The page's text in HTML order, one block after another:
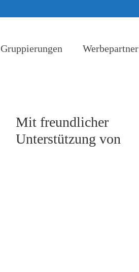
Gruppierungen Werbepartner
Mit freundlicher
Unterstützung von